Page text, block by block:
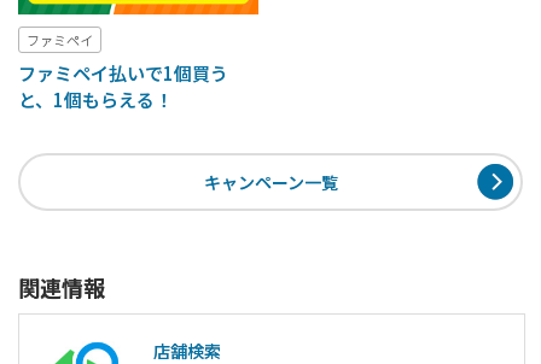
ファミペイ
ファミペイ払いで1個買う
と、1個もらえる！
キャンペーン一覧
関連情報
店舗検索